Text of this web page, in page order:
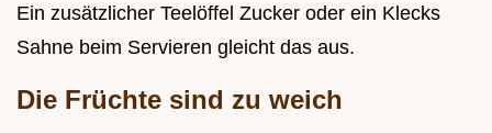
Ein zusätzlicher Teelöffel Zucker oder ein Klecks
Sahne beim Servieren gleicht das aus.
Die Früchte sind zu weich